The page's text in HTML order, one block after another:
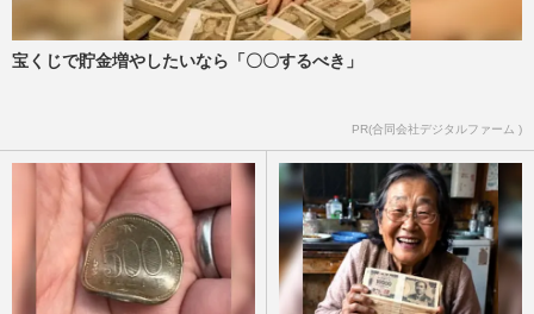
宝くじで貯金増やしたいなら「〇〇するべき」
PR(合同会社デジタルファーム )